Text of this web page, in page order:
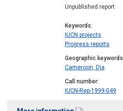
Unpublished report
Keywords
IUCN projects
Progress reports
Geographic keywords
Cameroon, Dja
Call number
IUCN-Rep-1999-049